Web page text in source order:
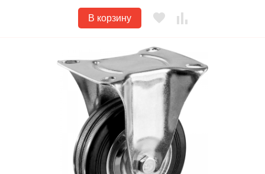
В корзину